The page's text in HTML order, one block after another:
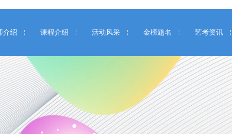
介绍 课程介绍 活动风采 金榜题名 艺考资讯